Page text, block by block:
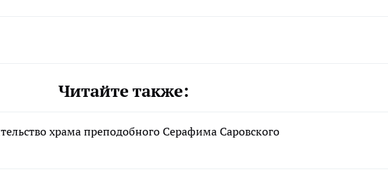
Читайте также:
храма преподобного Серафима Саровского